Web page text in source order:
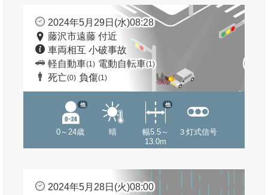
2024年5月29日(水)08:28
藤沢市遠藤 付近
車両相互 小破事故
軽自動車(1) 電動自転車(1)
死亡(0) 負傷(1)
0～24歳
他
晴
幅5.5～
13.0m
他
３灯式信号
2024年5月28日(火)08:00